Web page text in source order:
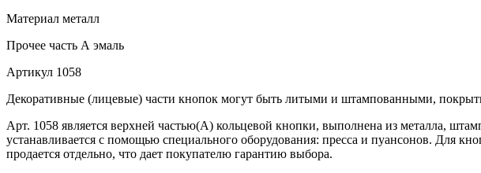
Материал металл
Прочее часть А эмаль
Артикул 1058
Декоративные (лицевые) части кнопок могут быть литыми и штампованными,
Арт. 1058 является верхней частью(А) кольцевой кнопки, выполнена из металла,
устанавливается с помощью специального оборудования: пресса и пуансонов. Для
продается отдельно, что дает покупателю гарантию выбора.